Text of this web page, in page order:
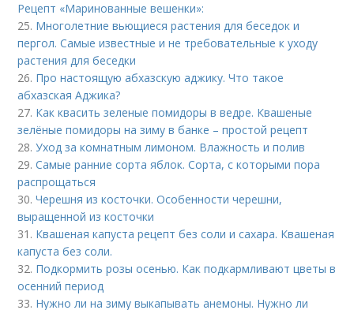
Рецепт «Маринованные вешенки»:
25. Многолетние вьющиеся растения для беседок и
пергол. Самые известные и не требовательные к уходу
растения для беседки
26. Про настоящую абхазскую аджику. Что такое
абхазская Аджика?
27. Как квасить зеленые помидоры в ведре. Квашеные
зелёные помидоры на зиму в банке – простой рецепт
28.Уход за комнатным лимоном. Влажность и полив
29.Самые ранние сорта яблок. Сорта, с которыми пора
распрощаться
30.Черешня из косточки. Особенности черешни,
выращенной из косточки
31. Квашеная капуста рецепт без соли и сахара. Квашеная
капуста без соли.
32. Подкормить розы осенью. Как подкармливают цветы в
осенний период
33. Нужно ли на зиму выкапывать анемоны. Нужно ли